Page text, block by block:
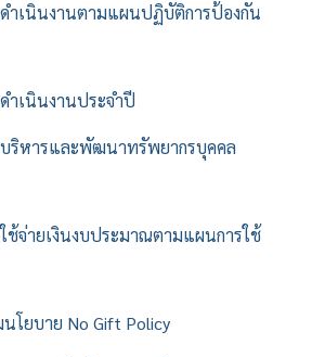
ดำเนินงานตามแผนปฏิบัติการป้องกัน
ำเนินงานประจำปี
บริหารและพัฒนาทรัพยากรบุคคล
ช้จ่ายเงินงบประมาณตามแผนการใช้
โยบาย No Gift Policy